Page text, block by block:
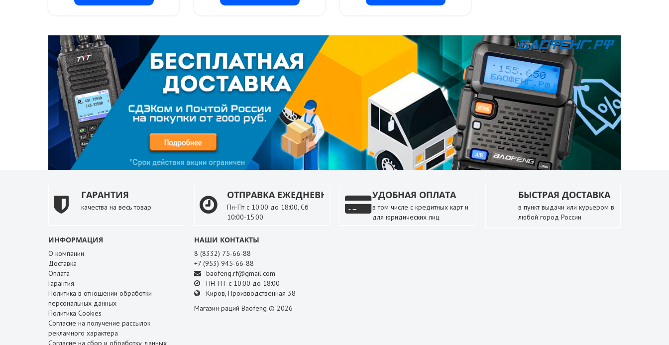
ГАРАНТИЯ
качества на весь товар
ОТПРАВКА ЕЖЕДНЕВНО
Пн-Пт с 10:00 до 18:00, Сб
10:00-15:00
УДОБНАЯ ОПЛАТА
в том числе с кредитных карт и
для юридических лиц
БЫСТРАЯ ДОСТАВКА
в пункт выдачи или курьером в
любой город России
ИНФОРМАЦИЯ
О компании
Доставка
Оплата
Гарантия
Политика в отношении обработки
персональных данных
Политика Cookies
Согласие на получение рассылок
рекламного характера
Согласие на сбор и обработку данных
НАШИ КОНТАКТЫ
8 (8332) 75-66-88
+7 (953) 945-66-88
baofeng.rf@gmail.com
ПН-ПТ с 10:00 до 18:00
Киров, Производственная 38
Магазин раций Baofeng © 2026